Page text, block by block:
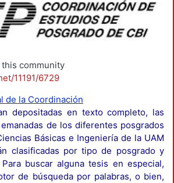
community
11191/6729
de la Coordinación
depositadas en texto completo, las
de los diferentes posgrados
Básicas e Ingeniería de la UAM
clasificadas por tipo de posgrado y
buscar alguna tesis en especial,
de búsqueda por palabras, o bien,